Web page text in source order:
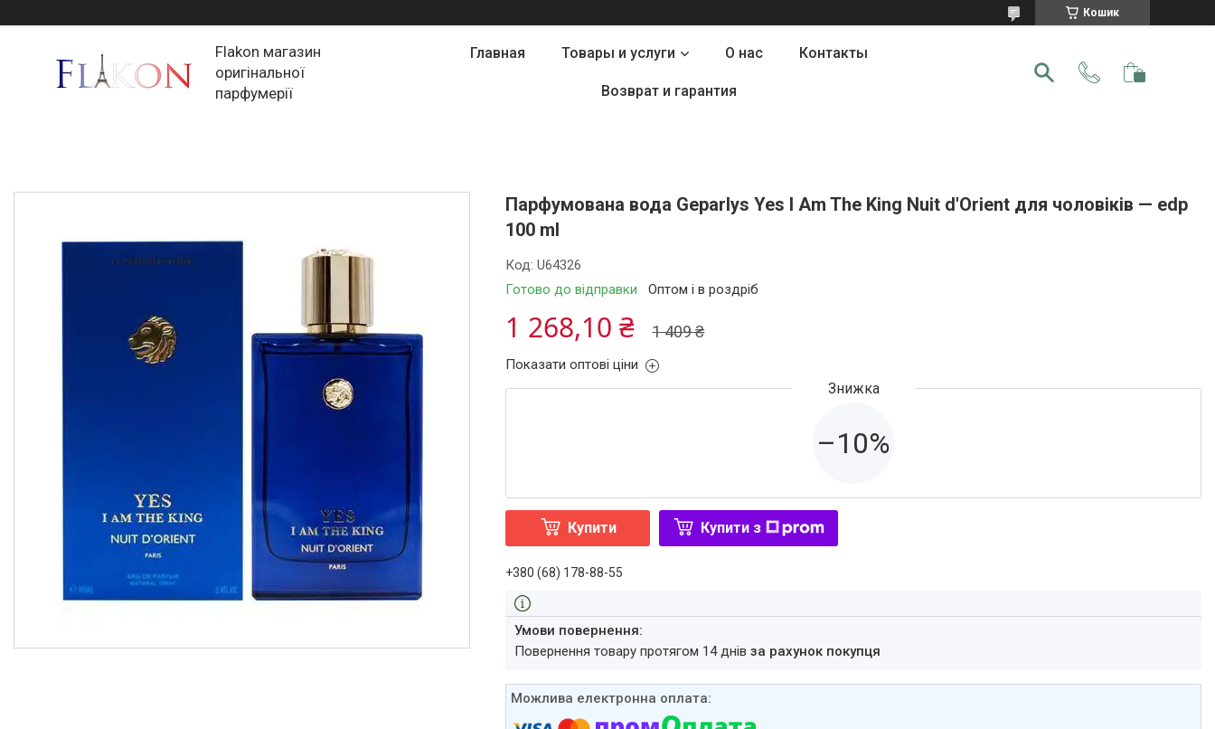
Кошик
Flakon магазин
оригінальної
парфумерії
Главная Товары и услуги О нас Контакты
Возврат и гарантия
Парфумована вода Geparlys Yes I Am The King Nuit d'Orient для чоловіків — edp
100 ml
Готово до відправки Оптом і в роздріб
Код:U64326
1 409 ₴
1 268,10 ₴
Показати оптові ціни
–10%
Купити Купити з
+380 (68) 178-88-55
повернення товару протягом 14 днівза рахунок покупця